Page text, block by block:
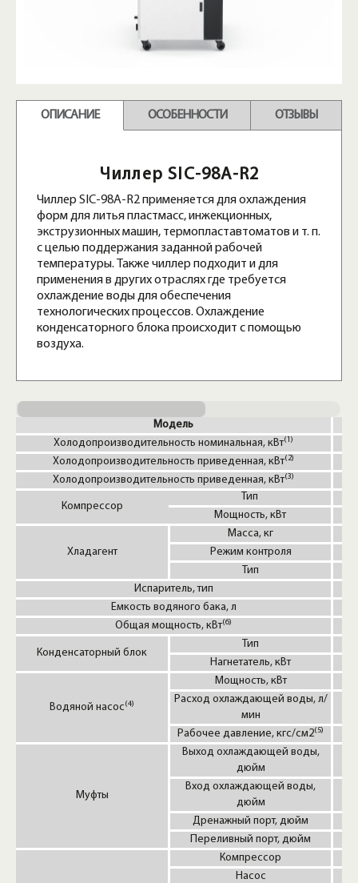
ОПИСАНИЕ ОСОБЕННОСТИ ОТЗЫВЫ
Чиллер SIC-98A-R2
Чиллер SIC-98A-R2 применяется для охлаждения
форм для литья пластмасс, инжекционных,
экструзионных машин, термопластавтоматов и т. п.
с целью поддержания заданной рабочей
температуры. Также чиллер подходит и для
применения в других отраслях где требуется
охлаждение воды для обеспечения
технологических процессов. Охлаждение
конденсаторного блока происходит с помощью
воздуха.
Модель
Холодопроизводительность номинальная, кВт(1)
Холодопроизводительность приведенная, кВт(2)
Холодопроизводительность приведенная, кВт(3)
Компрессор
Тип
Мощность, кВт
Хладагент
Масса, кг
Режим контроля
Тип
Испаритель, тип
Емкость водяного бака, л
Общая мощность, кВт(6)
Конденсаторный блок
Тип
Нагнетатель, кВт
Водяной насос(4)
Мощность, кВт
Расход охлаждающей воды, л/
мин
Рабочее давление, кгс/см2(5)
Муфты
Выход охлаждающей воды,
дюйм
Вход охлаждающей воды,
дюйм
Дренажный порт, дюйм
Переливный порт, дюйм
Компрессор
Насос